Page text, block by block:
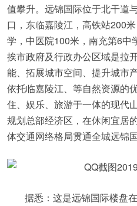
值攀升。远锦国际位于北干道
口，东临嘉陵江，高铁站200
学，中医院100米，南充第6中
挨市政府及行政办公区域是拉
能、拓展城市空间、提升城市
依托临嘉陵江、等自然资源的
住、娱乐、旅游于一体的现代
规划总部经济区，在休闲宜居
体交通网络格局贯通全城远锦
据悉：这是远锦国际楼盘